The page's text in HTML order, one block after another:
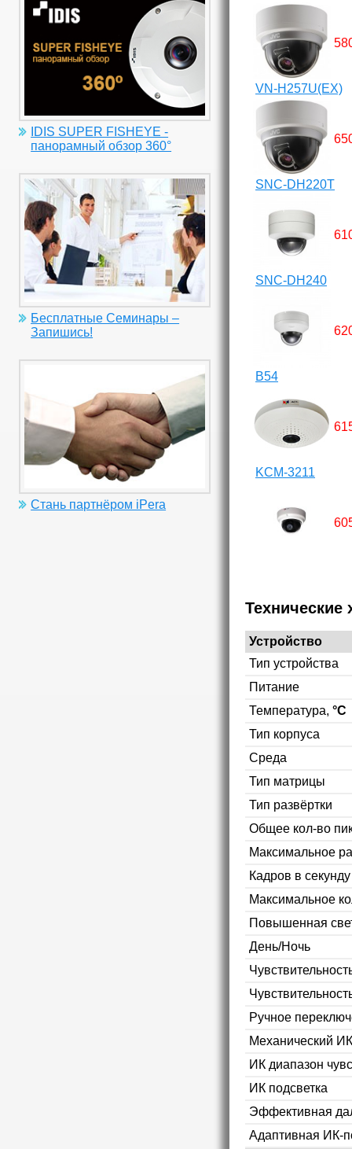
IDIS SUPER FISHEYE -
панорамный обзор 360°
Бесплатные Семинары –
Запишись!
Стань партнёром iPera
VN-H257U(EX)
SNC-DH220T
SNC-DH240
B54
KCM-3211
Технические
Устройство
Тип устройства
Питание
Температура, °C
Тип корпуса
Среда
Тип матрицы
Тип развёртки
Общее кол-во
Максимальное
Кадров в
Максимальное
Повышенная
День/Ночь
Ручное
Механический
ИК диапазон
ИК подсветка
Эффективная
Адаптивная ИК-